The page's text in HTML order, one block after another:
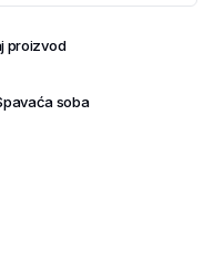
proizvod
soba